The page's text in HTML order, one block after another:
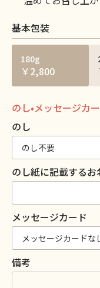
基本包装
180g
￥2,800
のし•メッセージカ
のし
のし紙に記載する
メッセージカード
備考